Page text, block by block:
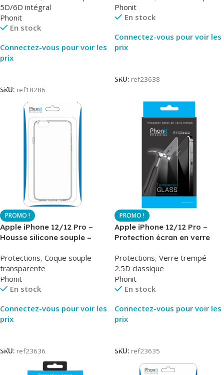
5D/6D intégral
Phonit
En stock
Connectez-vous pour voir les
prix
SKU: ref18286
Phonit
En stock
Connectez-vous pour voir les
prix
SKU: ref23638
Apple iPhone 12/12 Pro –
Housse silicone souple –
Phonit
Protections, Coque souple
transparente
Phonit
En stock
Connectez-vous pour voir les
prix
SKU: ref23636
Apple iPhone 12/12 Pro –
Protection écran en verre
Protections, Verre trempé
2.5D classique
Phonit
En stock
Connectez-vous pour voir les
prix
SKU: ref23635